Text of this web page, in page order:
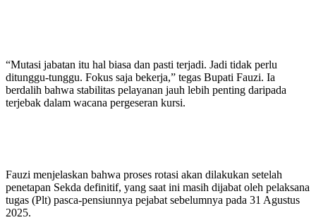
“Mutasi jabatan itu hal biasa dan pasti terjadi. Jadi tidak perlu
ditunggu-tunggu. Fokus saja bekerja,” tegas Bupati Fauzi. Ia
berdalih bahwa stabilitas pelayanan jauh lebih penting daripada
terjebak dalam wacana pergeseran kursi.
Fauzi menjelaskan bahwa proses rotasi akan dilakukan setelah
penetapan Sekda definitif, yang saat ini masih dijabat oleh pelaksana
tugas (Plt) pasca-pensiunnya pejabat sebelumnya pada 31 Agustus
2025.